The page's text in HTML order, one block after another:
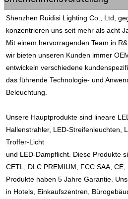
Shenzhen Ruidisi Lighting Co., Ltd,
konzentrieren uns seit mehr als acht
Mit einem hervorragenden Team in
wir bieten unseren Kunden immer
entwickeln verschiedene
das führende Technologie- und
Beleuchtung.
Unsere Hauptprodukte sind lineare
Hallenstrahler, LED-Streifenleuchten,
Troffer-Licht
und LED-Dampflicht. Diese Produkte
CETL, DLC PREMIUM, FCC SAA,
Produkte haben 5 Jahre Garantie.
in Hotels, Einkaufszentren,